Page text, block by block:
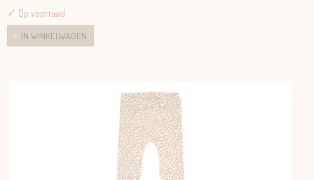
✓ Op voorraad
IN WINKELWAGEN